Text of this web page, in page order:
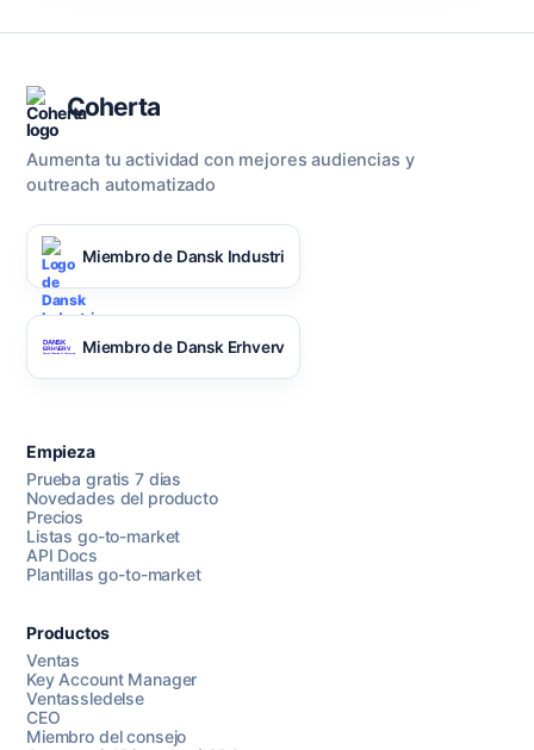
Coherta
Aumenta tu actividad con mejores audiencias y
outreach automatizado
Miembro de Dansk Industri
Miembro de Dansk Erhverv
Empieza
Prueba gratis 7 dias
Novedades del producto
Precios
Listas go-to-market
API Docs
Plantillas go-to-market
Productos
Ventas
Key Account Manager
Ventassledelse
CEO
Miembro del consejo